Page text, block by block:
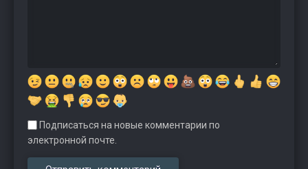
Подписаться на новые комментарии по
электронной почте.